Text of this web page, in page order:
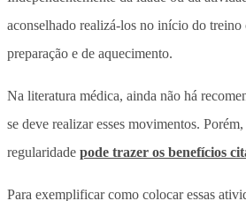
aconselhado realizá-los no início do treino
preparação e de aquecimento.
Na literatura médica, ainda não há
se deve realizar esses movimentos.
regularidade pode trazer os benefícios
Para exemplificar como colocar essas